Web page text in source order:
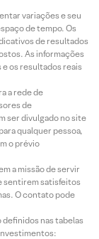
variações e seu
de tempo. Os
de resultados
As informações
e os resultados reais
a rede de
de
ser divulgado no site
qualquer pessoa,
o prévio
a missão de servir
sentirem satisfeitos
O contato pode
definidos nas tabelas